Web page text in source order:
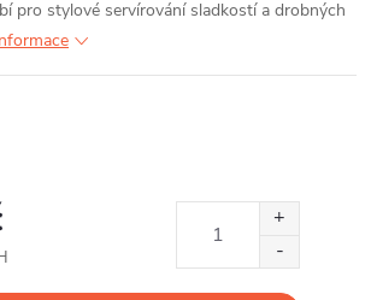
pro stylové servírování sladkostí a drobných